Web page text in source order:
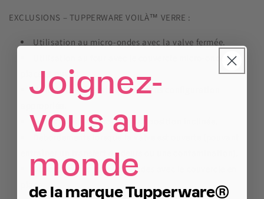
EXCLUSIONS – TUPPERWARE VOILÀ™ VERRE :
Utilisation au micro-ondes avec la valve fermée.
Utilisation au four avec le couvercle micro-ondes en
place et ouvert.
Utilisation générale au four sans configuration
Fuites dues à un stockage en position inclinée.
entraîner un transfert d’odeurs ou une contamination).
Débordements au micro-ondes avec le couvercle en
place.
Joignez-
vous au
monde
de la marque Tupperware®